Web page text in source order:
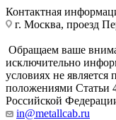
Контактная
г. Москва, проезд
Обращаем ваше
исключительно
условиях не
положениями Статьи
Российской
in@metallcab.ru